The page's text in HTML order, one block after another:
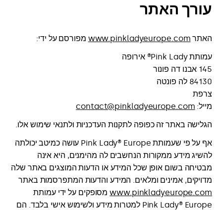
עורך האתר
האתר www.pinkladyeurope.com מפורסם על ידי:
עמותת Pink Lady® אירופה
145 אבנו דה פונור
84130 לה פונטה
צרפת
מייל: contact@pinkladyeurope.com
הגלישה באתר זה כפופה לתקנות העדכניות ולתנאי שימוש אלו.
אף על פי שעמותת Pink Lady® Europe עושה כמיטב יכולתה
להשיג מידע ממקורות הנחשבים לה מהימנים, היא אינה
מבטיחה בשום אופן שכל המידע או הדעות המוצגים באתר שלה
מדויקים, אמינים ומלאים. המידע והדעות המתפרסמות באתר
www.pinkladyeurope.comמסופקים על ידי עמותת
Pink Lady® Europe למטרות מידע ולשימוש אישי בלבד. הם